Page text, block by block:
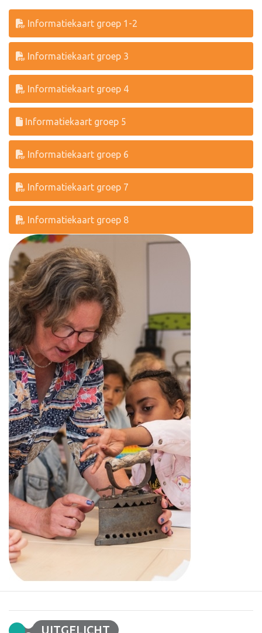
Informatiekaart groep 1-2
Informatiekaart groep 3
Informatiekaart groep 4
Informatiekaart groep 5
Informatiekaart groep 6
Informatiekaart groep 7
Informatiekaart groep 8
UITGELICHT